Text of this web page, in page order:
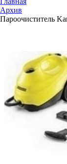
Архив
Пароочиститель